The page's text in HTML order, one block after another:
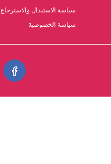
سياسة الاستبدال والاسترجاع
سياسة الخصوصية